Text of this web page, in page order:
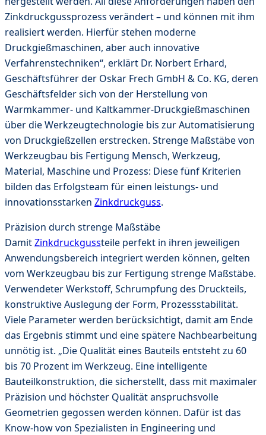
Zinkdruckgussprozess verändert – und können mit ihm
realisiert werden. Hierfür stehen moderne
Druckgießmaschinen, aber auch innovative
Verfahrenstechniken“, erklärt Dr. Norbert Erhard,
Geschäftsführer der Oskar Frech GmbH & Co. KG, deren
Geschäftsfelder sich von der Herstellung von
Warmkammer- und Kaltkammer-Druckgießmaschinen
über die Werkzeugtechnologie bis zur Automatisierung
von Druckgießzellen erstrecken. Strenge Maßstäbe von
Werkzeugbau bis Fertigung Mensch, Werkzeug,
Material, Maschine und Prozess: Diese fünf Kriterien
bilden das Erfolgsteam für einen leistungs- und
innovationsstarken Zinkdruckguss.
Präzision durch strenge Maßstäbe
DamitZinkdruckgussteile perfekt in ihren jeweiligen
Anwendungsbereich integriert werden können, gelten
vom Werkzeugbau bis zur Fertigung strenge Maßstäbe.
Verwendeter Werkstoff, Schrumpfung des Druckteils,
konstruktive Auslegung der Form, Prozessstabilität.
Viele Parameter werden berücksichtigt, damit am Ende
das Ergebnis stimmt und eine spätere Nachbearbeitung
unnötig ist. „Die Qualität eines Bauteils entsteht zu 60
bis 70 Prozent im Werkzeug. Eine intelligente
Bauteilkonstruktion, die sicherstellt, dass mit maximaler
Präzision und höchster Qualität anspruchsvolle
Geometrien gegossen werden können. Dafür ist das
Know-how von Spezialisten in Engineering und